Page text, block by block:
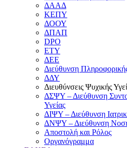
ΔΑΑΔ
ΚΕΠΥ
ΔΟΟΥ
ΔΠΑΠ
DPO
ΕΤΥ
ΔΕΕ
Διεύθυνση
ΔΔΥ
Διευθύνσεις Ψυχικής
ΔΣΨΥ – Διεύθυνση
Υγείας
ΔΙΨΥ – Διεύθυνση
ΔΝΨΥ – Διεύθυνση
Αποστολή και Ρόλος
Οργανόγραμμα